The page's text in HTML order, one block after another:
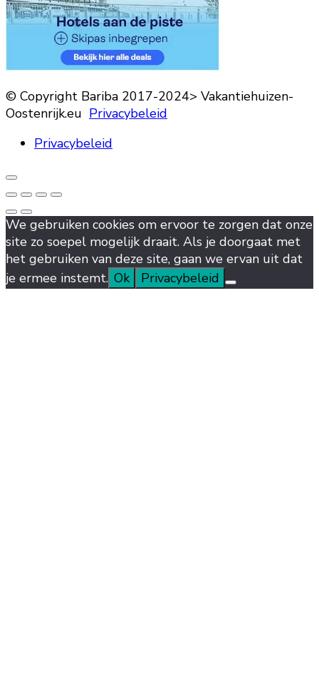
© Copyright Bariba 2017-2024> Vakantiehuizen-
Oostenrijk.eu Privacybeleid
Privacybeleid
We gebruiken cookies om ervoor te zorgen dat onze
site zo soepel mogelijk draait. Als je doorgaat met
het gebruiken van deze site, gaan we ervan uit dat
je ermee instemt. Ok Privacybeleid